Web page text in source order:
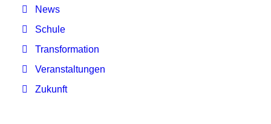
News
Schule
Transformation
Veranstaltungen
Zukunft